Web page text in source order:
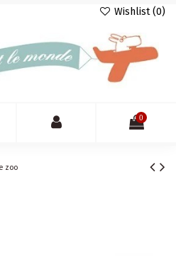
Wishlist (0)
0
zoo